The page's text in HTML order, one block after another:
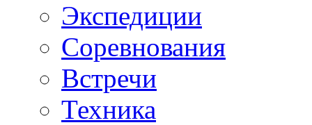
Экспедиции
Соревнования
Встречи
Техника